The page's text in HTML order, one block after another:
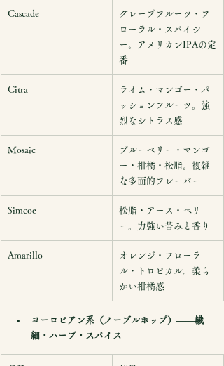
Cascade
グレープフルーツ・フ
ローラル・スパイシ
ー。アメリカンIPAの定
番
Citra
ライム・マンゴー・パ
ッションフルーツ。強
烈なシトラス感
Mosaic
ブルーベリー・マンゴ
ー・柑橘・松脂。複雑
な多面的フレーバー
Simcoe
松脂・アース・ベリ
ー。力強い苦みと香り
Amarillo
オレンジ・フローラ
ル・トロピカル。柔ら
かい柑橘感
ヨーロピアン系（ノーブルホップ）——繊
細・ハーブ・スパイス